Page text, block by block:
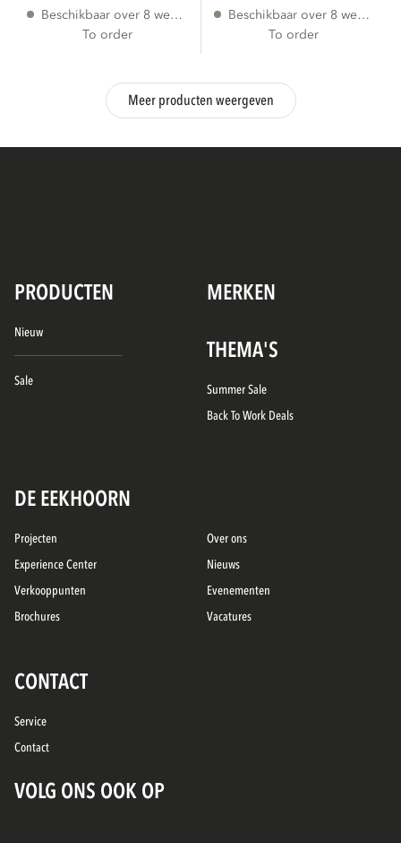
Beschikbaar over 8 weken
To order
Beschikbaar over 8 weken
To order
Meer producten weergeven
PRODUCTEN MERKEN
Nieuw
Sale
THEMA'S
Summer Sale
Back To Work Deals
DE EEKHOORN
Projecten
Experience Center
Verkooppunten
Brochures
Over ons
Nieuws
Evenementen
Vacatures
CONTACT
Service
Contact
VOLG ONS OOK OP